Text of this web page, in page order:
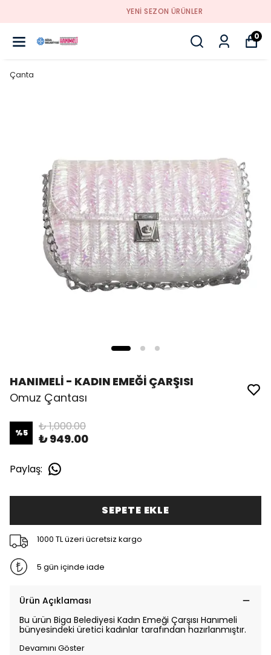
YENI SEZON ÜRÜNLER
0
Çanta
HANIMELİ - KADIN EMEĞİ ÇARŞISI
Omuz Çantası
%5 ₺ 1,000.00
₺ 949.00
Paylaş:
SEPETE EKLE
1000 TL üzeri ücretsiz kargo
5 gün içinde iade
Ürün Açıklaması
Bu ürün Biga Belediyesi Kadın Emeği Çarşısı Hanımeli
bünyesindeki üretici kadınlar tarafından hazırlanmıştır.
Devamını Göster